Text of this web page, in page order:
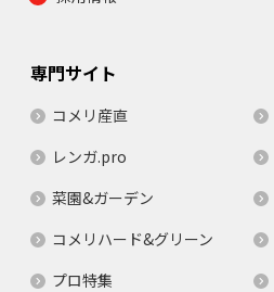
専門サイト
コメリ産直
レンガ.pro
菜園&ガーデン
コメリハード&グリーン
プロ特集